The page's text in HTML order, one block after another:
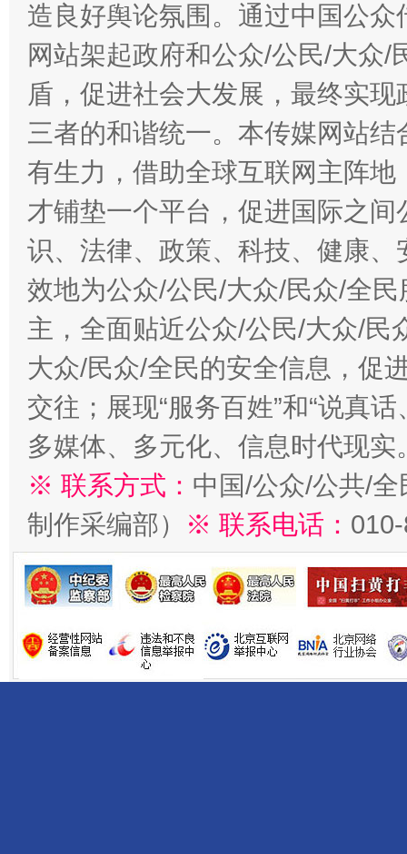
千年窑火 生生不息 一
揭开“小金库”的免责幌子
受贿1.44亿！段成刚被判无期 从幼
造良好舆论氛围。通过中国公
网站架起政府和公众/公民/大众
盾，促进社会大发展，最终实
三者的和谐统一。本传媒网站
有生力，借助全球互联网主阵
才铺垫一个平台，促进国际之
识、法律、政策、科技、健康
效地为公众/公民/大众/民众/全
主，全面贴近公众/公民/大众/民
大众/民众/全民的安全信息，促
交往；展现“服务百姓”和“说真
多媒体、多元化、信息时代现实
※ 联系方式： 中国/公众/公共/
制作采编部）
※ 联系电话：